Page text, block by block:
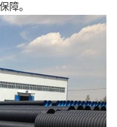
障。